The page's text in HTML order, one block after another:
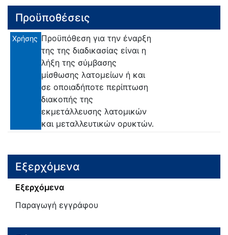
Προϋποθέσεις
Χρήσης Προϋπόθεση για την έναρξη
της της διαδικασίας είναι η
λήξη της σύμβασης
μίσθωσης λατομείων ή και
σε οποιαδήποτε περίπτωση
διακοπής της
εκμετάλλευσης λατομικών
και μεταλλευτικών ορυκτών.
Εξερχόμενα
Εξερχόμενα
Παραγωγή εγγράφου